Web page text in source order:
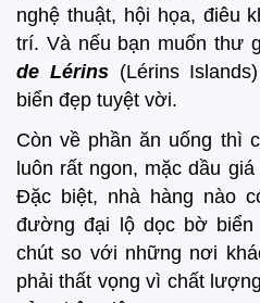
nghệ thuật, hội họa, điêu
trí. Và nếu bạn muốn thư
de Lérins(Lérins
biển đẹp tuyệt vời.
Còn về phần ăn uống thì
luôn rất ngon, mặc dầu
Đặc biệt, nhà hàng nào
đường đại lộ dọc bờ
chút so với những nơi
phải thất vọng vì chất